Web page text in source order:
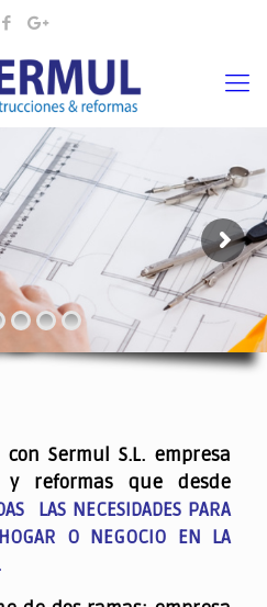
¡¡DAMOS VIDA A SUS
Sermul S.L. empresa
y reformas que desde
LAS NECESIDADES PARA
O NEGOCIO EN LA